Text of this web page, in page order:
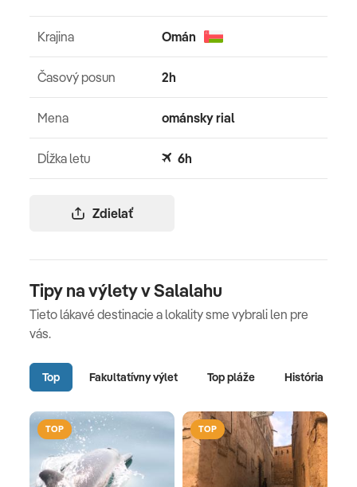
Zdielať
Krajina Omán
Časový posun 2h
Mena ománsky rial
Dĺžka letu 6h
Tipy na výlety v Salalahu
Tieto lákavé destinacie a lokality sme vybrali len pre
vás.
Top Fakultatívny výlet Top pláže História
TOP TOP